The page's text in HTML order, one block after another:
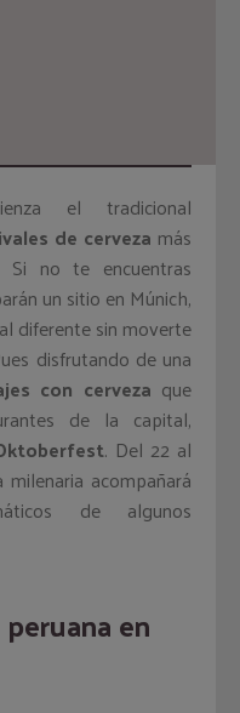
el tradicional
de cerveza más
Si no te encuentras
un sitio en Múnich,
diferente sin moverte
disfrutando de una
con cerveza que
de la capital,
. Del 22 al
acompañará
de algunos
en